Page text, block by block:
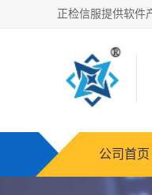
公司首页